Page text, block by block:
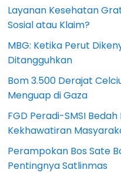
Layanan Kesehatan
Sosial atau Klaim?
MBG: Ketika Perut
Ditangguhkan
Bom 3.500 Derajat
Menguap di Gaza
FGD Peradi-SMSI
Kekhawatiran
Perampokan Bos Sate
Pentingnya Satlinmas